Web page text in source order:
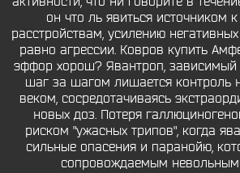
он что ль явиться источником
расстройствам, усилению
равно агрессии. Ковров купить
эффор хорош? Явантроп, зависимый
шаг за шагом лишается контроль
веком, сосредотачиваясь
новых доз. Потеря
риском "ужасных трипов", когда
сильные опасения и паранойю,
сопровождаемым